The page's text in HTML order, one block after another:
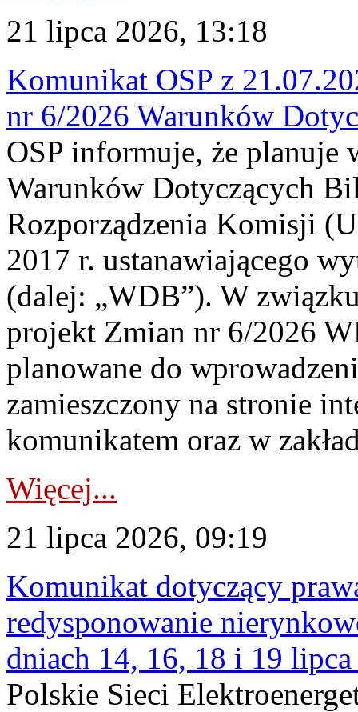
21 lipca 2026, 13:18
Komunikat OSP z
nr 6/2026 Warunków
OSP informuje, że planuje
Warunków Dotyczących
Rozporządzenia Komisji
2017 r. ustanawiającego
(dalej: „WDB”). W
projekt Zmian nr 6/2026
planowane do
zamieszczony na stronie
komunikatem oraz w
Więcej...
21 lipca 2026, 09:19
Komunikat dotyczący
redysponowanie
dniach 14, 16, 18 i 19
Polskie Sieci